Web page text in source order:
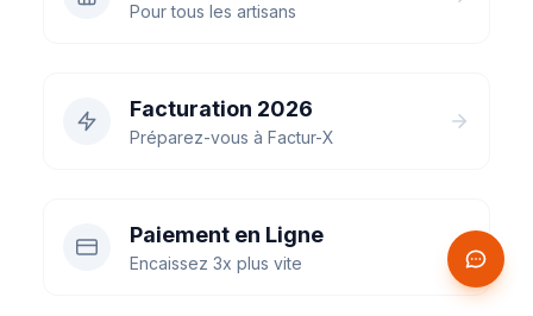
Pour tous les artisans
Facturation 2026
Préparez-vous à Factur-X
Paiement en Ligne
Encaissez 3x plus vite